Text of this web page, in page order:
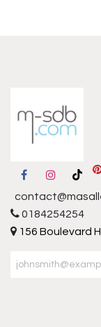
0184254254
156 Boulevard